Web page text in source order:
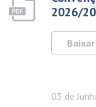
2026/
03 de